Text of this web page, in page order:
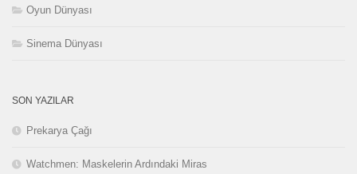
Oyun Dünyası
Sinema Dünyası
SON YAZILAR
Prekarya Çağı
Watchmen: Maskelerin Ardındaki Miras